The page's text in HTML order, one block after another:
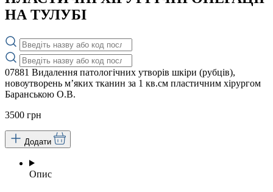
НА ТУЛУБІ
07881 Видалення патологічних утворів шкіри (рубців),
новоутворень м’яких тканин за 1 кв.см пластичним хірургом
Баранською О.В.
3500 грн
Додати
Опис